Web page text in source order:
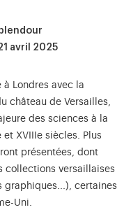
avril 2025
Londres avec la
château de Versailles,
des sciences à la
et XVIIIe siècles. Plus
présentées, dont
collections versaillaises
graphiques...), certaines
Uni.